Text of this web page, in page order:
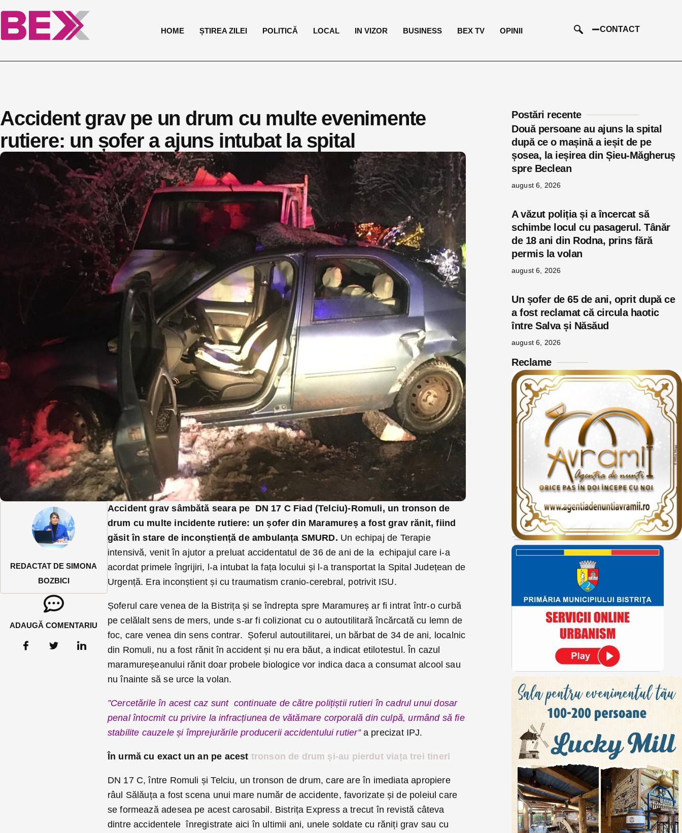
HOME ȘTIREA ZILEI POLITICĂ LOCAL IN VIZOR BUSINESS BEX TV OPINII CONTACT
Accident grav pe un drum cu multe evenimente
rutiere: un șofer a ajuns intubat la spital
REDACTAT DE SIMONA
BOZBICI
ADAUGĂ COMENTARIU
Accident grav sâmbătă seara pe DN 17 C Fiad (Telciu)-Romuli, un tronson de
drum cu multe incidente rutiere: un șofer din Maramureș a fost grav rănit, fiind
găsit în stare de inconștiență de ambulanța SMURD. Un echipaj de Terapie
intensivă, venit în ajutor a preluat accidentatul de 36 de ani de la echipajul care i-a
acordat primele îngrijiri, l-a intubat la fața locului și l-a transportat la Spital Județean de
Urgență. Era inconștient și cu traumatism cranio-cerebral, potrivit ISU.
Șoferul care venea de la Bistrița și se îndrepta spre Maramureș ar fi intrat într-o curbă
pe celălalt sens de mers, unde s-ar fi colizionat cu o autoutilitară încărcată cu lemn de
foc, care venea din sens contrar. Șoferul autoutilitarei, un bărbat de 34 de ani, localnic
din Romuli, nu a fost rănit în accident și nu era băut, a indicat etilotestul. În cazul
maramureșeanului rănit doar probele biologice vor indica daca a consumat alcool sau
nu înainte să se urce la volan.
”Cercetările în acest caz sunt continuate de către polițiștii rutieri în cadrul unui dosar
penal întocmit cu privire la infracțiunea de vătămare corporală din culpă, urmând să fie
stabilite cauzele și împrejurările producerii accidentului rutier” a precizat IPJ.
În urmă cu exact un an pe acest tronson de drum și-au pierdut viața trei tineri
DN 17 C, între Romuli și Telciu, un tronson de drum, care are în imediata apropiere
râul Sălăuța a fost scena unui mare număr de accidente, favorizate și de poleiul care
se formează adesea pe acest carosabil. Bistrița Express a trecut în revistă câteva
dintre accidentele înregistrate aici în ultimii ani, unele soldate cu răniți grav sau cu
Postări recente
Două persoane au ajuns la spital
după ce o mașină a ieșit de pe
șosea, la ieșirea din Șieu-Măgheruș
spre Beclean
august 6, 2026
A văzut poliția și a încercat să
schimbe locul cu pasagerul. Tânăr
de 18 ani din Rodna, prins fără
permis la volan
august 6, 2026
Un șofer de 65 de ani, oprit după ce
a fost reclamat că circula haotic
între Salva și Năsăud
august 6, 2026
Reclame